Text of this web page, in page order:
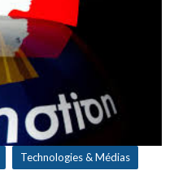
Technologies & Médias